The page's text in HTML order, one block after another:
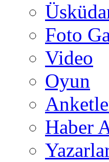
Foto
Video
Oyun
Haber